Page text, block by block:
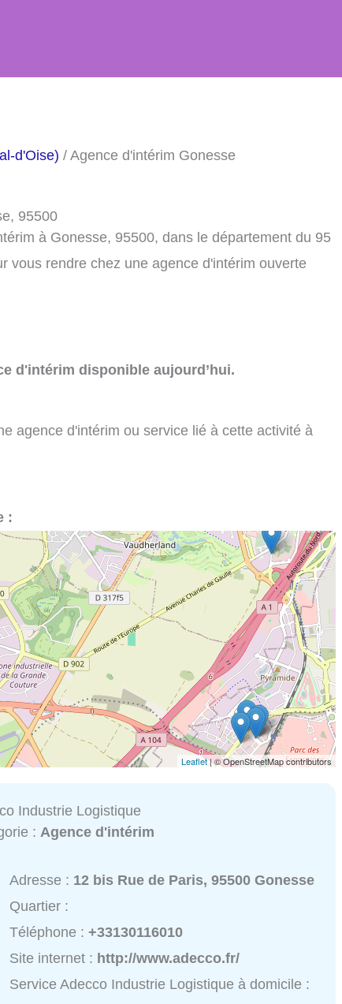
d'Oise) / Agence d'intérim Gonesse
95500
à Gonesse, 95500, dans le département du 95
vous rendre chez une agence d'intérim ouverte
d'intérim disponible aujourd’hui.
agence d'intérim ou service lié à cette activité à
:
Leaflet| © OpenStreetMap contributors
Industrie Logistique
: Agence d'intérim
Adresse : 12 bis Rue de Paris, 95500 Gonesse
Quartier :
Téléphone :+33130116010
Site internet : http://www.adecco.fr/
Service Adecco Industrie Logistique à domicile :